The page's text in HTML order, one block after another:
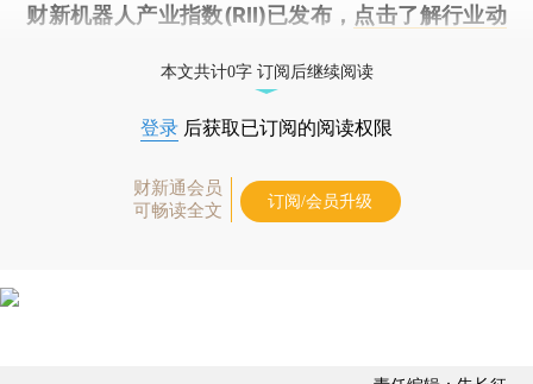
财新机器人产业指数(RII)已发布， 点击了解行业动
本文共计0字 订阅后继续阅读
登录 后获取已订阅的阅读权限
财新通会员
可畅读全文
订阅/会员升级